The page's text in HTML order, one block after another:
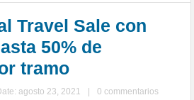
Travel Sale con
50% de
tramo
agosto 23, 2021
0 commentarios